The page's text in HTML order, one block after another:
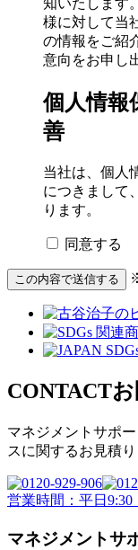
知いたします
様に対して当
の情報をご紹
意向をお申し
個人情報
善
当社は、個人
につきまして
ります。
同意する
この内容で送信する
CONTACT
マネジメントサポ
スに関するお見積り
営業時間：平日9:30
マネジメントサ